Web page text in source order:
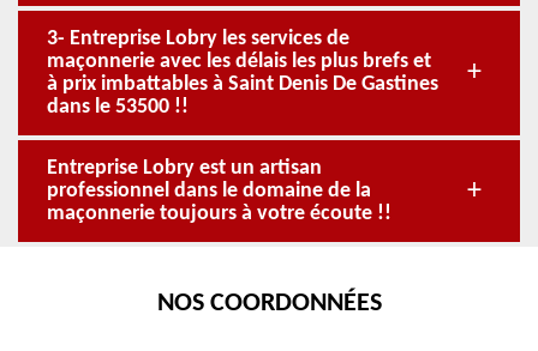
3- Entreprise Lobry les services de
maçonnerie avec les délais les plus brefs et
à prix imbattables à Saint Denis De Gastines
dans le 53500 !!
Entreprise Lobry est un artisan
professionnel dans le domaine de la
maçonnerie toujours à votre écoute !!
NOS COORDONNÉES